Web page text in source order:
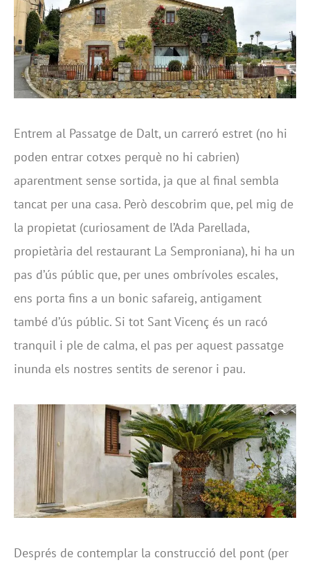
Entrem al Passatge de Dalt, un carreró estret (no hi
poden entrar cotxes perquè no hi cabrien)
aparentment sense sortida, ja que al final sembla
tancat per una casa. Però descobrim que, pel mig de
la propietat (curiosament de l’Ada Parellada,
propietària del restaurant La Semproniana), hi ha un
pas d’ús públic que, per unes ombrívoles escales,
ens porta fins a un bonic safareig, antigament
també d’ús públic. Si tot Sant Vicenç és un racó
tranquil i ple de calma, el pas per aquest passatge
inunda els nostres sentits de serenor i pau.
Després de contemplar la construcció del pont (per